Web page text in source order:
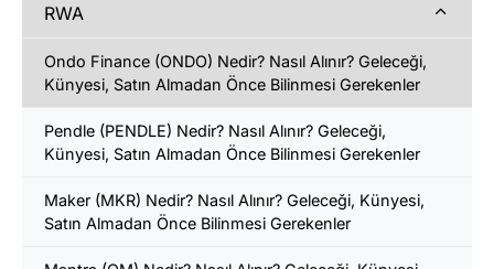
RWA
Ondo Finance (ONDO) Nedir? Nasıl Alınır? Geleceği,
Künyesi, Satın Almadan Önce Bilinmesi Gerekenler
Pendle (PENDLE) Nedir? Nasıl Alınır? Geleceği,
Künyesi, Satın Almadan Önce Bilinmesi Gerekenler
Maker (MKR) Nedir? Nasıl Alınır? Geleceği, Künyesi,
Satın Almadan Önce Bilinmesi Gerekenler